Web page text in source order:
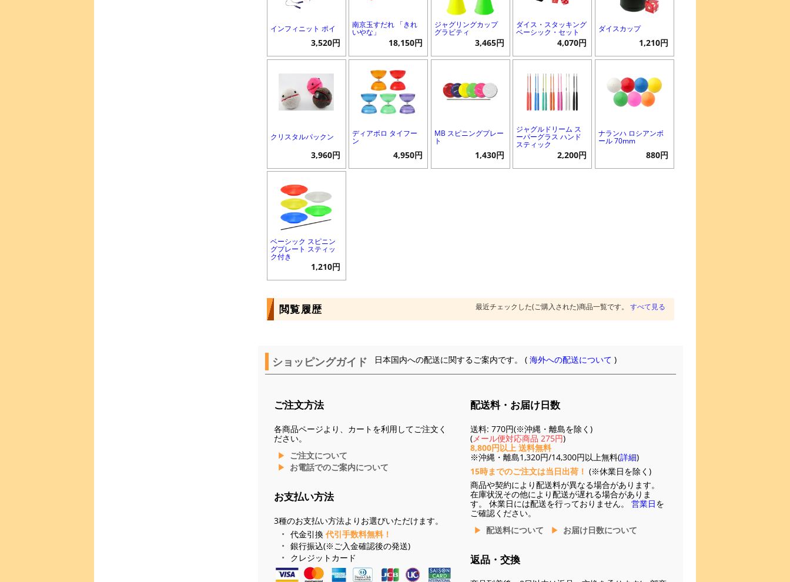
インフィニット ポイ
3,520円
南京玉すだれ 「きれ
いやな」
18,150円
ジャグリングカップ
グラビティ
3,465円
ダイス・スタッキング
ベーシック・セット
4,070円
ダイスカップ
1,210円
クリスタルパックン
3,960円
ディアボロ タイフー
ン
4,950円
MB スピニングプレー
ト
1,430円
ジャグルドリーム ス
ーパーグラス ハンド
スティック
2,200円
ナランハ ロシアンボ
ール 70mm
880円
ベーシック スピニン
グプレート スティッ
ク付き
1,210円
閲覧履歴 最近チェックした(ご購入された)商品一覧です。 すべて見る
ショッピングガイド 日本国内への配送に関するご案内です。 (海外への配送について )
ご注文方法
各商品ページより、カートを利用してご注文く
ださい。
ご注文について
お電話でのご案内について
お支払い方法
3種のお支払い方法よりお選びいただけます。
代金引換 代引手数料無料！
銀行振込(※ご入金確認後の発送)
クレジットカード
配送料・お届け日数
送料: 770円(※沖縄・離島を除く)
(メール便対応商品 275円)
8,800円以上 送料無料
※沖縄・離島1,320円/14,300円以上無料(詳細)
15時までのご注文は当日出荷！ (※休業日を除く)
商品や契約により配送料が異なる場合があります。
在庫状況その他により配送が遅れる場合がありま
す。 休業日には配送を行っておりません。 営業日を
ご確認ください。
配送料について
お届け日数について
返品・交換